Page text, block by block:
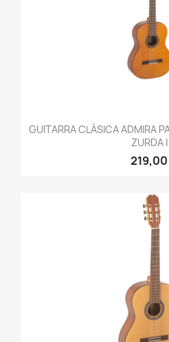
GUITARRA CLÁSICA ADMIRA
ZURDA